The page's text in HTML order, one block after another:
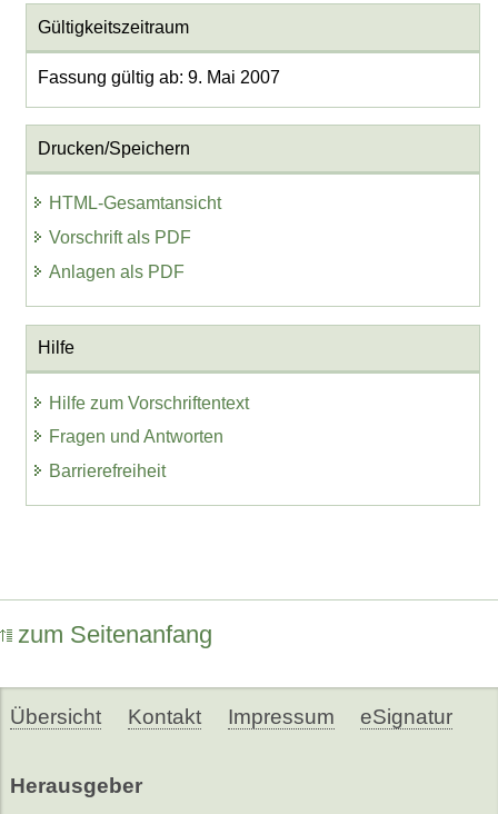
Gültigkeitszeitraum
Fassung gültig ab: 9. Mai 2007
Drucken/Speichern
HTML-Gesamtansicht
Vorschrift als PDF
Anlagen als PDF
Hilfe
Hilfe zum Vorschriftentext
Fragen und Antworten
Barrierefreiheit
zum Seitenanfang
Übersicht Kontakt Impressum eSignatur
Herausgeber